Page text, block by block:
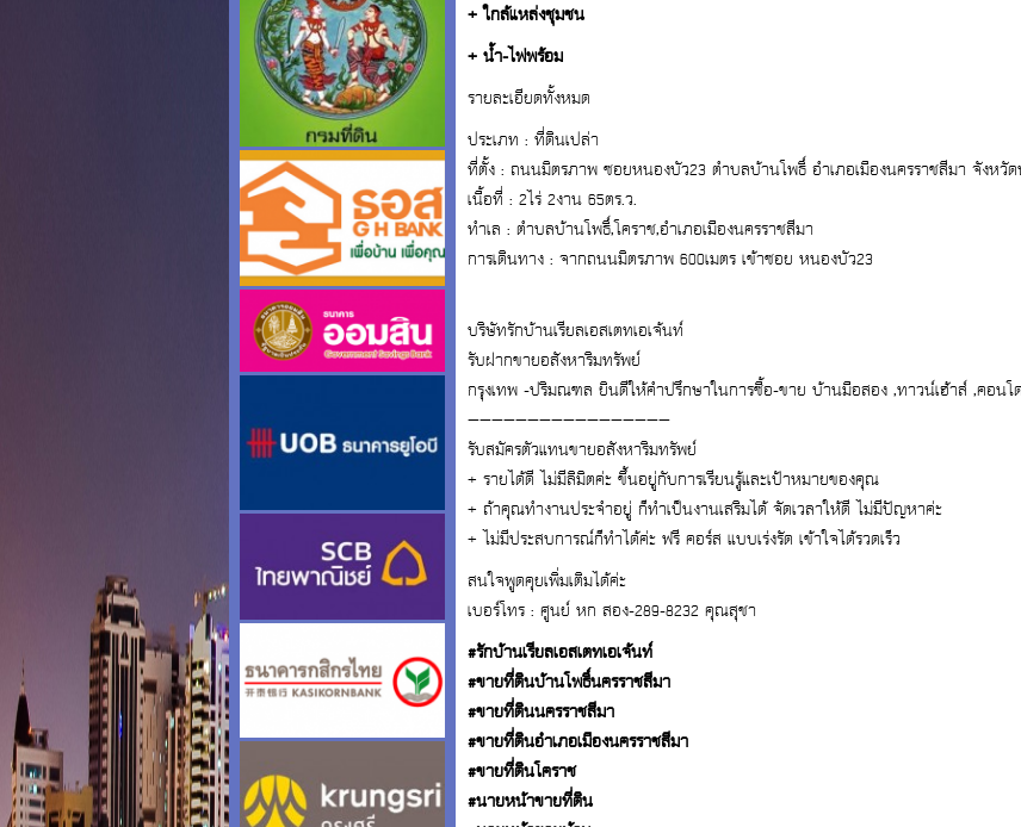
+ ใกล้แหล่งชุมชน
+ น้ำ-ไฟพร้อม
รายละเอียดทั้งหมด
ประเภท : ที่ดินเปล่า
ที่ตั้ง : ถนนมิตรภาพ ซอยหนองบัว23 ตำบลบ้านโพธิ์ อำเภอเมืองนครราชสีมา จังหวัด
เนื้อที่ : 2ไร่ 2งาน 65ตร.ว.
ทำเล : ตำบลบ้านโพธิ์,โคราช,อำเภอเมืองนครราชสีมา
การเดินทาง : จากถนนมิตรภาพ 600เมตร เข้าซอย หนองบัว23
บริษัทรักบ้านเรียลเอสเตทเอเจ้นท์
รับฝากขายอสังหาริมทรัพย์
กรุงเทพ -ปริมณฑล ยินดีให้คำปรึกษาในการซื้อ-ขาย บ้านมือสอง ,ทาวน์เฮ้าส์ ,คอน
—————————————————
รับสมัครตัวแทนขายอสังหาริมทรัพย์
+ รายได้ดี ไม่มีลิมิตค่ะ ขึ้นอยู่กับการเรียนรู้และเป้าหมายของคุณ
+ ถ้าคุณทำงานประจำอยู่ ก็ทำเป็นงานเสริมได้ จัดเวลาให้ดี ไม่มีปัญหาค่ะ
+ ไม่มีประสบการณ์ก็ทำได้ค่ะ ฟรี คอร์ส แบบเร่งรัด เข้าใจได้รวดเร็ว
สนใจพูดคุยเพิ่มเติมได้ค่ะ
เบอร์โทร : ศูนย์ หก สอง-289-8232 คุณสุชา
#รักบ้านเรียลเอสเตทเอเจ้นท์
#ขายที่ดินบ้านโพธิ์นครราชสีมา
#ขายที่ดินนครราชสีมา
#ขายที่ดินอำเภอเมืองนครราชสีมา
#ขายที่ดินโคราช
#นายหน้าขายที่ดิน